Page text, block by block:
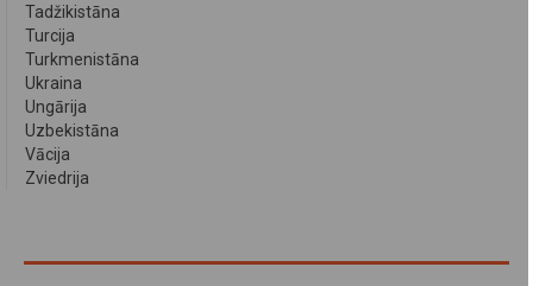
Tadžikistāna
Turcija
Turkmenistāna
Ukraina
Ungārija
Uzbekistāna
Vācija
Zviedrija